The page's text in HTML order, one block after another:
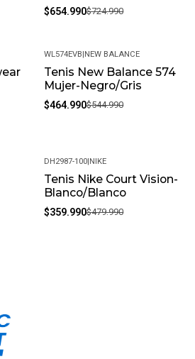
$654.990$724.990
-15%
WL574EVB|NEW BALANCE
Tenis New Balance 574
Mujer-Negro/Gris
$464.990$544.990
-25%
DH2987-100|NIKE
Tenis Nike Court Vision-
Blanco/Blanco
$359.990$479.990